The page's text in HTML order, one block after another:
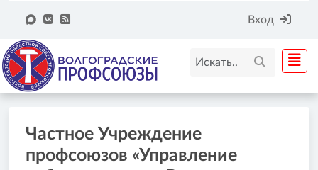
Вход
Частное Учреждение
профсоюзов «Управление